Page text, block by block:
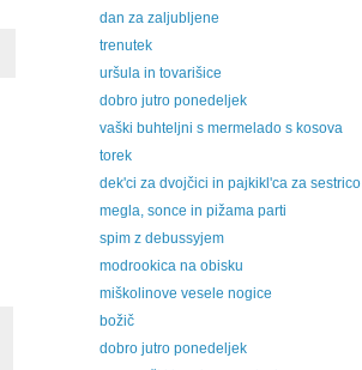
dan za zaljubljene
trenutek
uršula in tovarišice
dobro jutro ponedeljek
vaški buhteljni s mermelado s kosova
torek
dek'ci za dvojčici in pajkikl'ca za sestrico
megla, sonce in pižama parti
spim z debussyjem
modrookica na obisku
miškolinove vesele nogice
božič
dobro jutro ponedeljek